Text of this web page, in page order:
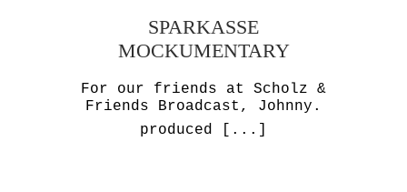
SPARKASSE
MOCKUMENTARY
For our friends at Scholz &
Friends Broadcast, Johnny.
produced
[...]